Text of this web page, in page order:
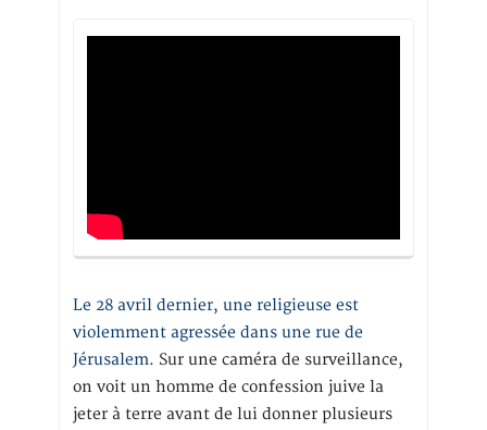
Le 28 avril dernier, une religieuse est
violemment agressée dans une rue de
Jérusalem. Sur une caméra de surveillance,
on voit un homme de confession juive la
jeter à terre avant de lui donner plusieurs